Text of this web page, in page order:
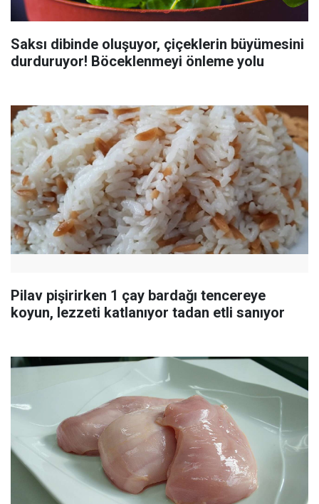
Saksı dibinde oluşuyor, çiçeklerin büyümesini
durduruyor! Böceklenmeyi önleme yolu
Pilav pişirirken 1 çay bardağı tencereye
koyun, lezzeti katlanıyor tadan etli sanıyor